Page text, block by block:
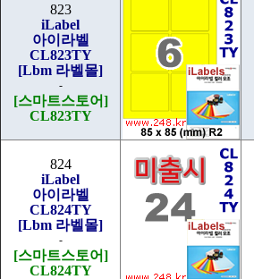
823
iLabel
아이라벨
CL823TY
[Lbm 라벨몰]
-
[스마트스토어]
CL823TY
824
iLabel
아이라벨
CL824TY
[Lbm 라벨몰]
-
[스마트스토어]
CL824TY